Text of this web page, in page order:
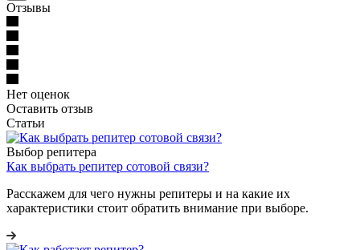
Отзывы
Нет оценок
Оставить отзыв
Статьи
Выбор репитера
Как выбрать репитер сотовой связи?
Расскажем для чего нужны репитеры и на какие их
характеристики стоит обратить внимание при выборе.